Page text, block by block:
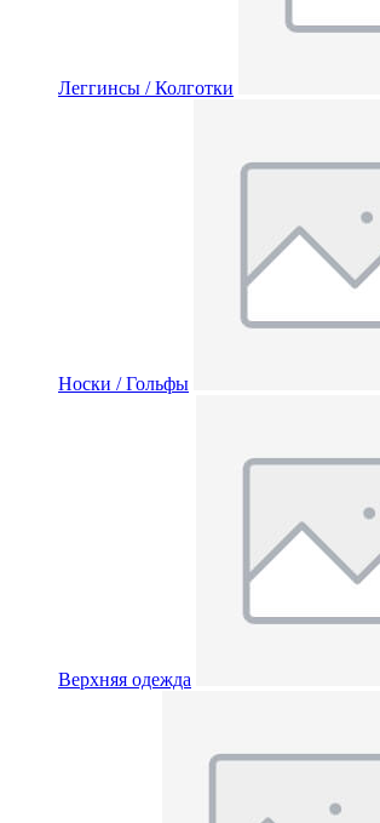
Леггинсы / Колготки
Носки / Гольфы
Верхняя одежда